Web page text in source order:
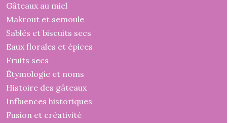
Gâteaux au miel
Makrout et semoule
Sablés et biscuits secs
Eaux florales et épices
Fruits secs
Étymologie et noms
Histoire des gâteaux
Influences historiques
Fusion et créativité